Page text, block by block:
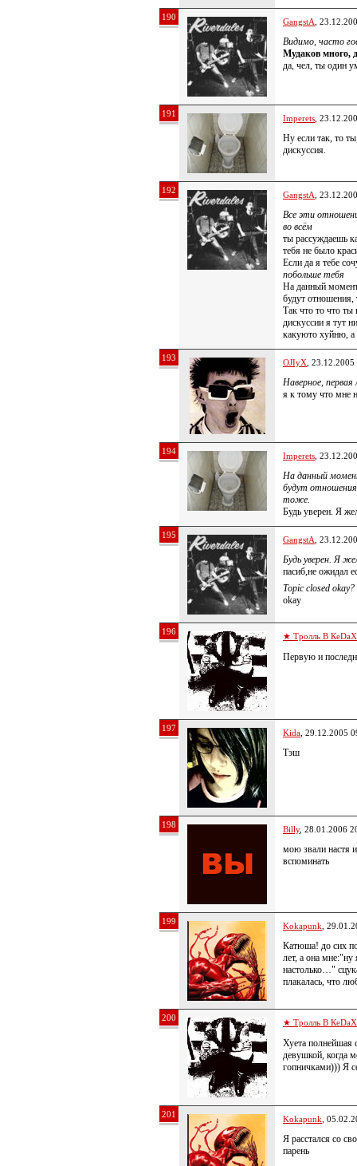
190 GangstA ,
Видимо, часто
Мудаков много,
да, чел, ты один
191 Imperets ,
Ну если так, то
дискуссия.
192 GangstA ,
Все эти
во всём
ты рассуждаешь
тебя не было
Если да я тебе
побольше тебя
На данный
будут отношения,
Так что то что ты
дискуссии я тут
какуюто хуйню, а
193 OJIyX ,
Наверное,
я к тому что мне
194 Imperets ,
На данный
будут
тоже.
Будь уверен. Я
195 GangstA ,
Будь уверен. Я
пасиб,не ожидал
Topic closed okay?
оkay
196 ★ Тролль В
Первую и
197 Kida , 29.12.2005
Тэш
198 Billy, 28.01.2006
мою звали настя
вспоминать
199 Kokapunk ,
Катюша! до сих
лет, а она
настолько…"
плакалась, что
200 ★ Тролль В
Хуета полнейшая
девушкой, когда
гопничками))) Я
201 Kokapunk ,
Я расстался со
парень